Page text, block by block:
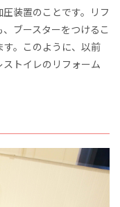
装置のことです。リフ
ブースターをつけるこ
。このように、以前
トイレのリフォーム